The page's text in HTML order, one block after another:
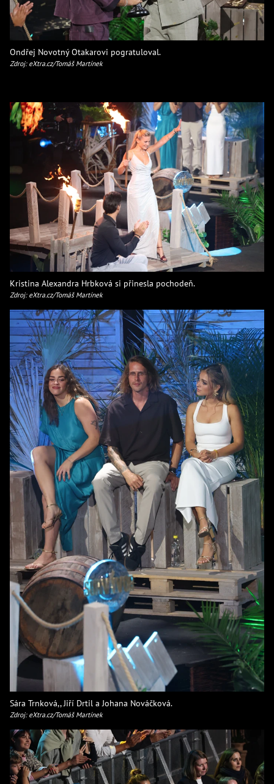
Ondřej Novotný Otakarovi pogratuloval.
Zdroj: eXtra.cz/Tomáš Martínek
Kristina Alexandra Hrbková si přinesla pochodeň.
Zdroj: eXtra.cz/Tomáš Martínek
Sára Trnková,, Jiří Drtil a Johana Nováčková.
Zdroj: eXtra.cz/Tomáš Martínek